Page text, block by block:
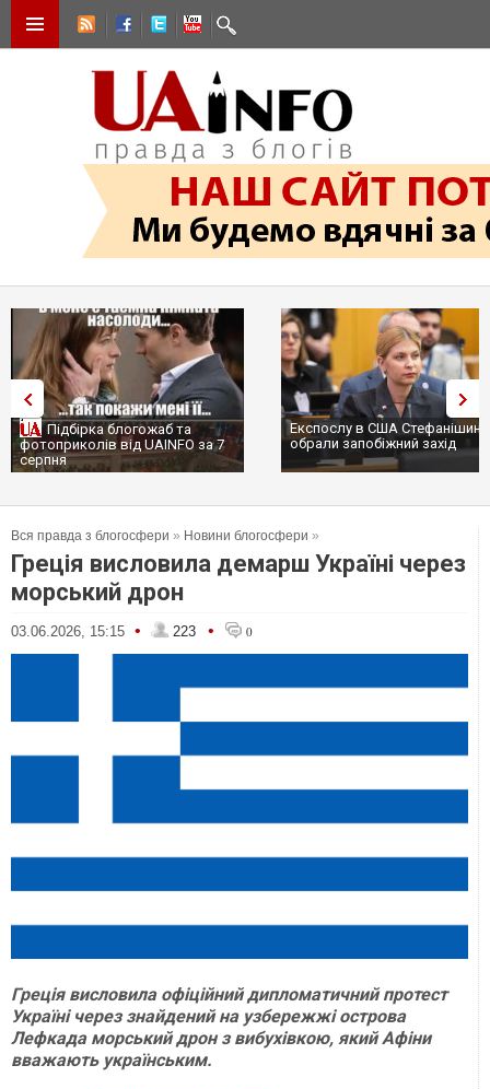
Підбірка блогожаб та
фотоприколів від UAINFO за 7
серпня
Експослу в США
обрали запобіжний захід
Вся правда з блогосфери » Новини блогосфери »
Греція висловила демарш Україні через
морський дрон
03.06.2026, 15:15 • 223 • 0
Греція висловила офіційний дипломатичний протест
Україні через знайдений на узбережжі острова
Лефкада морський дрон з вибухівкою, який Афіни
вважають українським.